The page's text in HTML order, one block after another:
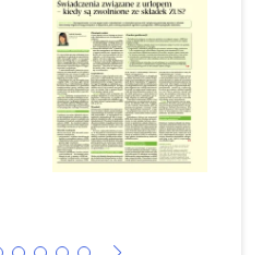
ubezpieczyciela, aby
samochodu
pełnej faktury zamiast